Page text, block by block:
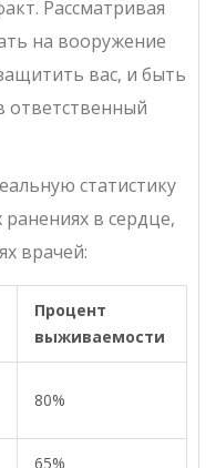
Рассматривая
на вооружение
вас, и быть
ответственный
статистику
в сердце,
врачей:
Процент
выживаемости
80%
65%